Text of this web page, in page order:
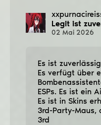
Legit ist
02 Mai 2026
Es ist
Es verfügt über
ESPs. Es ist ein
Es ist in Skins
3rd-Party-Maus,
3rd